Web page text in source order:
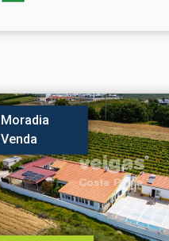
Moradia
Venda